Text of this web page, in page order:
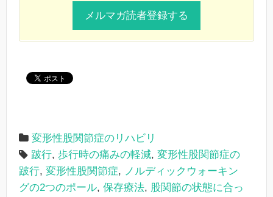
変形性股関節症のリハビリ
跛行, 歩行時の痛みの軽減, 変形性股関節症の
跛行, 変形性股関節症, ノルディックウォーキン
グの2つのポール, 保存療法, 股関節の状態に合っ